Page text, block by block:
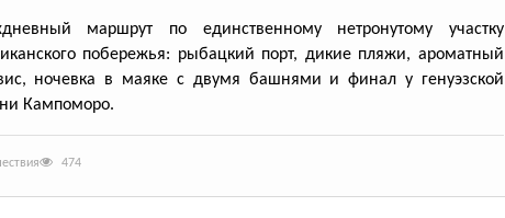
маршрут по единственному нетронутому участку
побережья: рыбацкий порт, дикие пляжи, ароматный
ночевка в маяке с двумя башнями и финал у генуэзской
Кампоморо.
474